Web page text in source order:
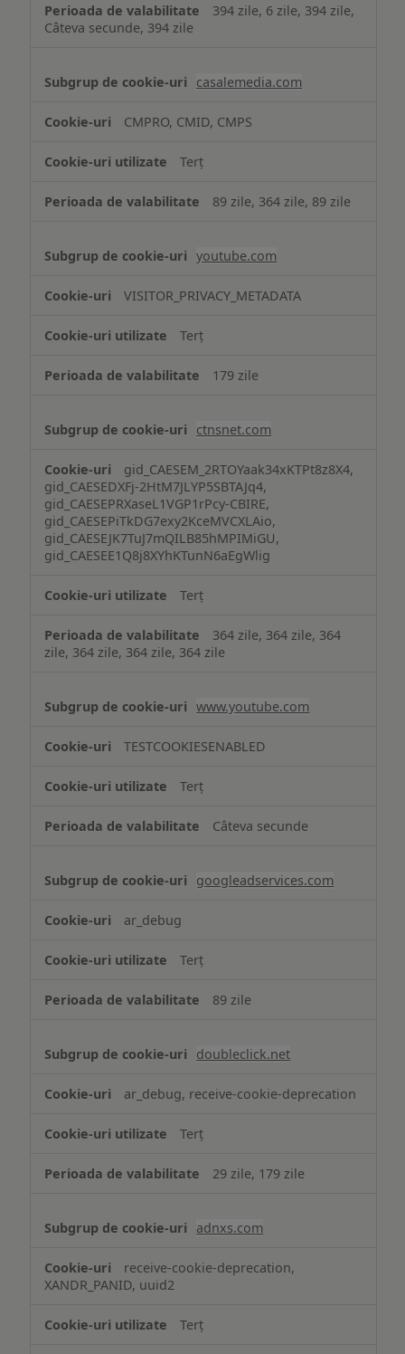
394 zile, 6 zile, 394 zile,
Câteva secunde, 394 zile
casalemedia.com
CMPRO, CMID, CMPS
Terț
89 zile, 364 zile, 89 zile
youtube.com
VISITOR_PRIVACY_METADATA
Terț
179 zile
ctnsnet.com
gid_CAESEM_2RTOYaak34xKTPt8z8X4,
gid_CAESEDXFj-2HtM7JLYP5SBTAJq4,
gid_CAESEPRXaseL1VGP1rPcy-CBIRE,
gid_CAESEPiTkDG7exy2KceMVCXLAio,
gid_CAESEJK7TuJ7mQILB85hMPIMiGU,
gid_CAESEE1Q8j8XYhKTunN6aEgWlig
Terț
364 zile, 364 zile, 364
zile, 364 zile, 364 zile, 364 zile
www.youtube.com
TESTCOOKIESENABLED
Terț
Câteva secunde
googleadservices.com
ar_debug
Terț
89 zile
doubleclick.net
ar_debug, receive-cookie-deprecation
Terț
29 zile, 179 zile
adnxs.com
receive-cookie-deprecation,
XANDR_PANID, uuid2
Terț